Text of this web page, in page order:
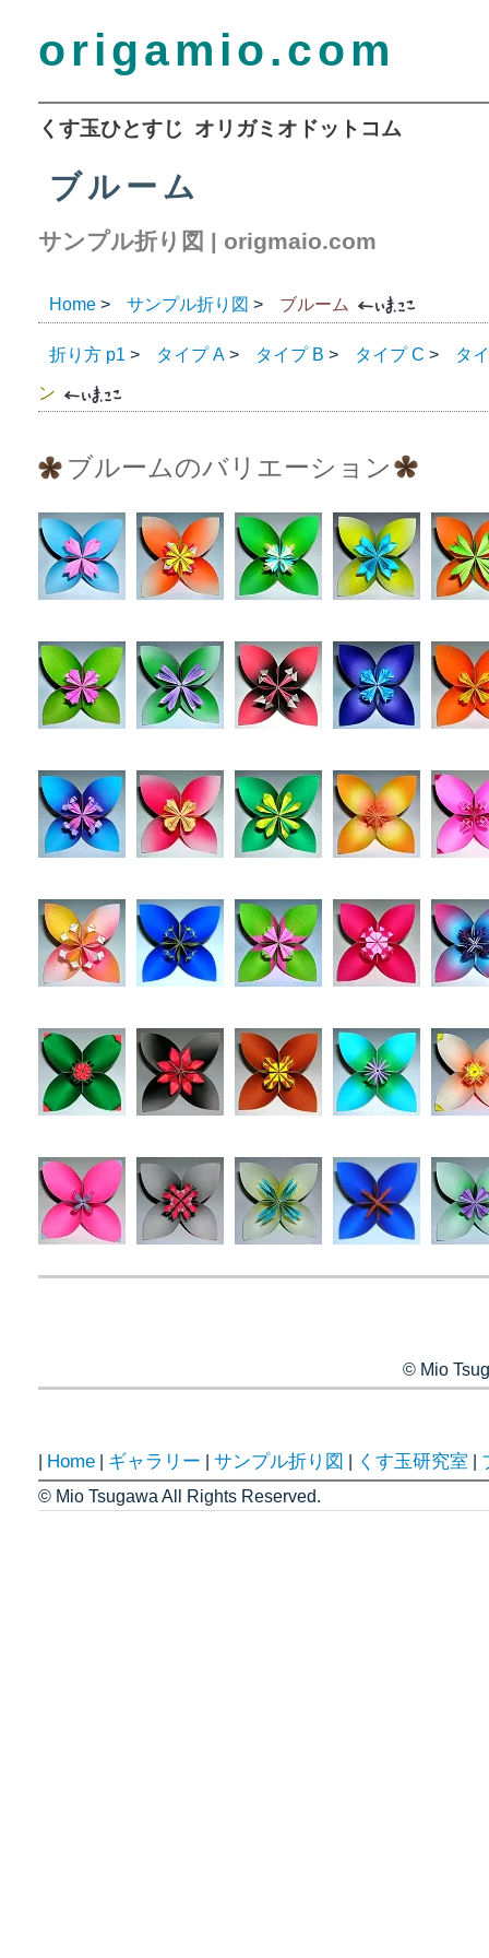
origamio.com
くす玉ひとすじ オリガミオドットコム
ブルーム
サンプル折り図 origmaio.com
Home > サンプル折り図 > ブルーム
折り方 p1 > タイプ A > タイプ B > タイプ C >
タ
ン
ブルームのバリエーション
© Mio
| Home | ギャラリー | サンプル折り図 | くす玉研究室 |
© Mio Tsugawa All Rights Reserved.